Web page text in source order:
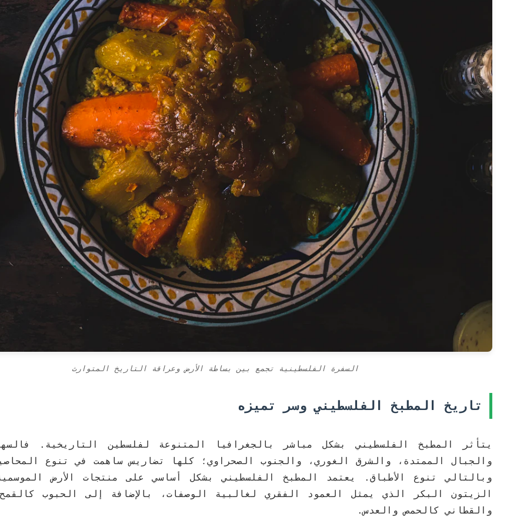
السفرة الفلسطينية تجمع بين بساطة الأرض وعراقة التاريخ المتوارث
تاريخ المطبخ الفلسطيني وسر تميزه
يتأثر المطبخ الفلسطيني بشكل مباشر بالجغرافيا المتنوعة لفلسطين التاريخية.
والجبال الممتدة، والشرق الغوري، والجنوب الصحراوي؛ كلها تضاريس ساهمت في تنوع
وبالتالي تنوع الأطباق. يعتمد المطبخ الفلسطيني بشكل أساسي على منتجات الأرض
الزيتون البكر الذي يمثل العمود الفقري لغالبية الوصفات، بالإضافة إلى الحبوب
والقطاني كالحمص والعدس.